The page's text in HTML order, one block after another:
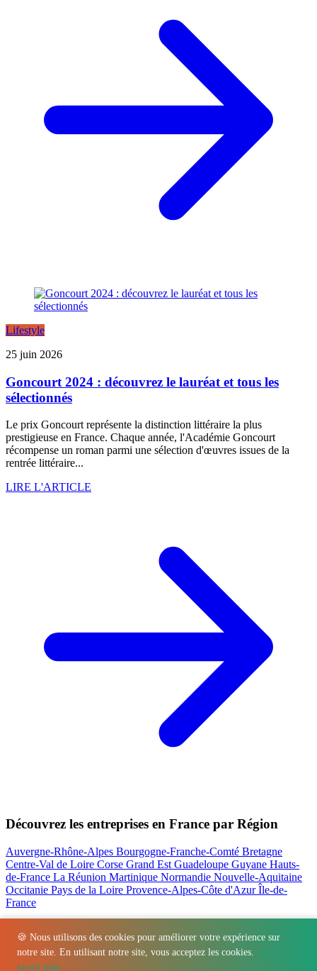
🍪 Nous utilisons des cookies pour améliorer votre expérience sur
notre site. En utilisant notre site, vous acceptez les cookies.
En
savoir plus
Lifestyle
25 juin 2026
Goncourt 2024 : découvrez le lauréat et tous les
sélectionnés
Le prix Goncourt représente la distinction littéraire la plus
prestigieuse en France. Chaque année, l'Académie Goncourt
récompense un roman parmi une sélection d'œuvres issues de la
rentrée littéraire...
LIRE L'ARTICLE
Découvrez les entreprises en France par Région
Auvergne-Rhône-Alpes Bourgogne-Franche-Comté Bretagne
Centre-Val de Loire Corse Grand Est Guadeloupe Guyane Hauts-
de-France La Réunion Martinique Normandie Nouvelle-Aquitaine
Occitanie Pays de la Loire Provence-Alpes-Côte d'AzurÎle-de-
France
Nos actualités les plus consultées
Régions - Départements - Villes - Entreprises - Marques Contact